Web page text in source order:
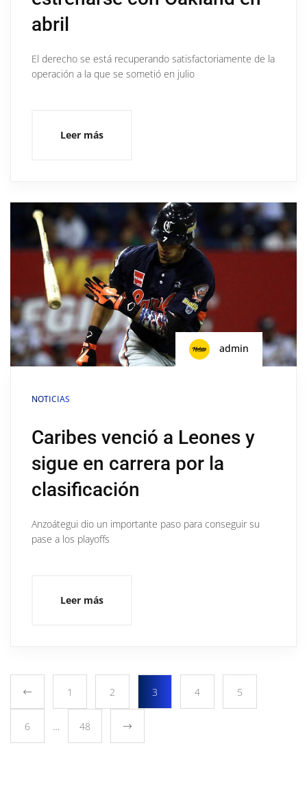
abril
El derecho se está recuperando satisfactoriamente de la
operación a la que se sometió en julio
Leer más
admin
NOTICIAS
Caribes venció a Leones y
sigue en carrera por la
clasificación
Anzoátegui dio un importante paso para conseguir su
pase a los playoffs
Leer más
1 2 3 4 5
6 … 48